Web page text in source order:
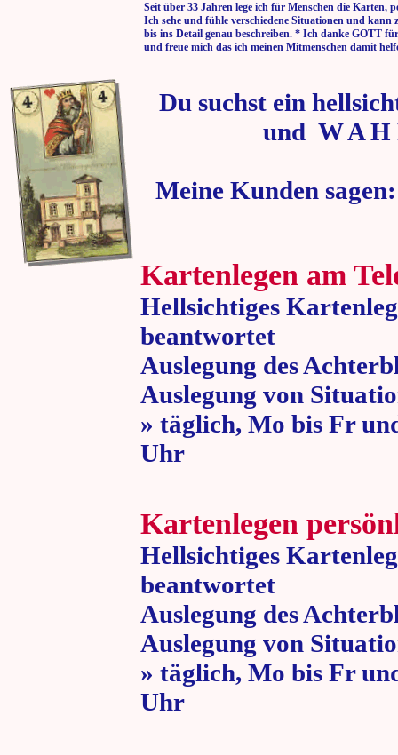
Seit über 33 Jahren lege ich für Menschen die Karten,
Ich sehe und fühle verschiedene Situationen und kann
bis ins Detail genau beschreiben. * Ich danke GOTT
und freue mich das ich meinen Mitmenschen damit
Du suchst ein
und W A H
Meine Kunden
Kartenlegen am
Hellsichtiges
beantwortet
Auslegung des
Auslegung von
» täglich, Mo bis Fr
Uhr » 80
Kartenlegen
Hellsichtiges
beantwortet
Auslegung des
Auslegung von
» täglich, Mo bis Fr
Uhr » 80